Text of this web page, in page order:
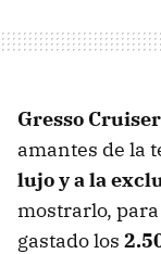
Gresso
amantes de la
lujo y a la
mostrarlo,
gastado los